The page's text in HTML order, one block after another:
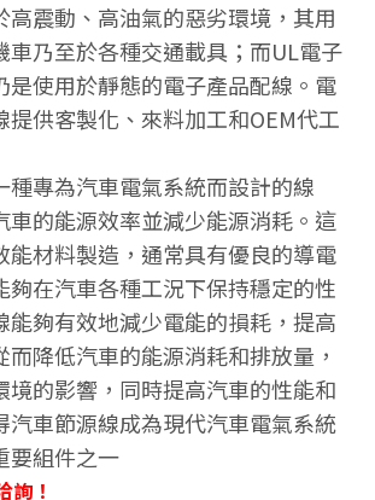
高震動、高油氣的惡劣環境，其用
車乃至於各種交通載具；而UL電子
是使用於靜態的電子產品配線。電
提供客製化、來料加工和OEM代工
種專為汽車電氣系統而設計的線
車的能源效率並減少能源消耗。這
能材料製造，通常具有優良的導電
夠在汽車各種工況下保持穩定的性
能夠有效地減少電能的損耗，提高
而降低汽車的能源消耗和排放量，
境的影響，同時提高汽車的性能和
汽車節源線成為現代汽車電氣系統
要組件之一
詢！